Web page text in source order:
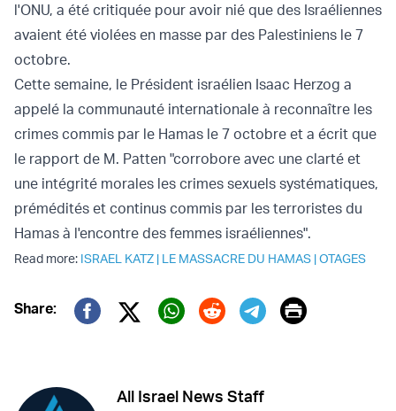
l'ONU, a été critiquée pour avoir nié que des Israéliennes
avaient été violées en masse par des Palestiniens le 7
octobre.
Cette semaine, le Président israélien Isaac Herzog a
appelé la communauté internationale à reconnaître les
crimes commis par le Hamas le 7 octobre et a écrit que
le rapport de M. Patten "corrobore avec une clarté et
une intégrité morales les crimes sexuels systématiques,
prémédités et continus commis par les terroristes du
Hamas à l'encontre des femmes israéliennes".
Read more: ISRAEL KATZ | LE MASSACRE DU HAMAS |OTAGES
Share:
Twitter (X)
Print
All Israel News Staff